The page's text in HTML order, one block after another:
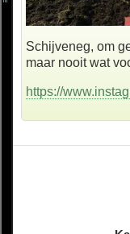
Schijveneg, om
maar nooit wat
https://